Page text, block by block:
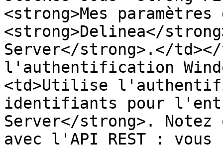
<strong>Mes
<strong>Delinea</
Server</strong>.</
l'authentification
<td>Utilise
identifiants pour
Server</strong>.
avec l'API REST :